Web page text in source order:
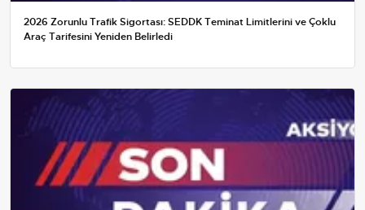
2026 Zorunlu Trafik Sigortası: SEDDK Teminat Limitlerini ve Çoklu
Araç Tarifesini Yeniden Belirledi